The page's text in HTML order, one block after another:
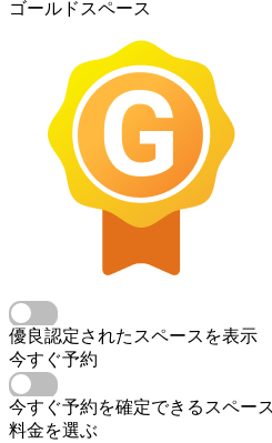
ゴールドスペース
優良認定されたスペースを表示
今すぐ予約
今すぐ予約を確定できるスペー
料金を選ぶ